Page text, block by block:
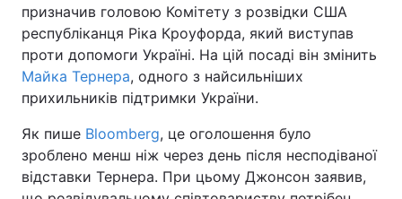
призначив головою Комітету з розвідки США
республіканця Ріка Кроуфорда, який виступав
проти допомоги Україні. На цій посаді він змінить
Майка Тернера, одного з найсильніших
прихильників підтримки України.
Як пише Bloomberg, це оголошення було
зроблено менш ніж через день після несподіваної
відставки Тернера. При цьому Джонсон заявив,